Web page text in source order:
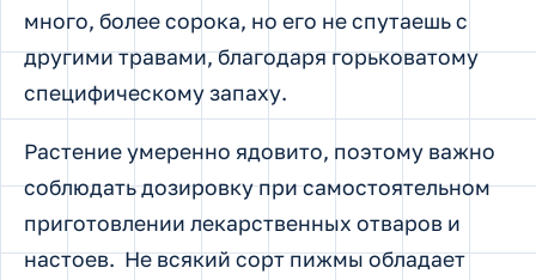
много, более сорока, но его не спутаешь с
другими травами, благодаря горьковатому
специфическому запаху.
Растение умеренно ядовито, поэтому важно
соблюдать дозировку при самостоятельном
приготовлении лекарственных отваров и
настоев. Не всякий сорт пижмы обладает